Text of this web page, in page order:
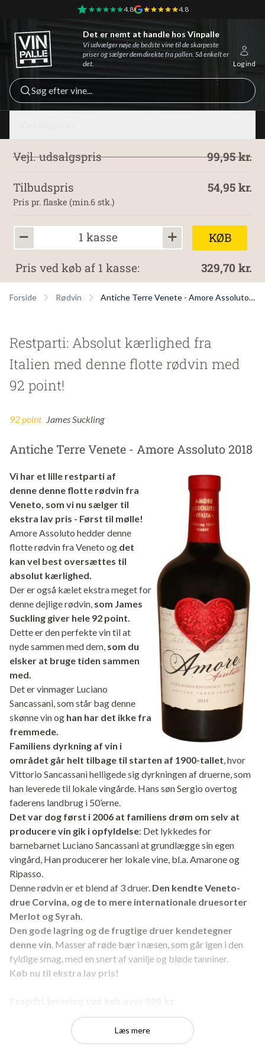
4.8 4.8
Vinpalle - Forside
Log ind
Det er nemt at handle hos Vinpalle
Vi udvælger nøje de bedste vine til de skarpeste
priser og sælger dem direkte fra pallen. Så enkelt er
det.
Søg efter vine...
99,95 kr.
Vejl. udsalgspris
54,95 kr.
Tilbudspris
Pris pr. flaske (min.6 stk.)
KØB
1 kasse
329,70 kr.
Pris ved køb af 1 kasse:
Forside Rødvin Antiche Terre Venete - Amore Assoluto 2018
Restparti: Absolut kærlighed fra
Italien med denne flotte rødvin med
92 point!
92 point James Suckling
Antiche Terre Venete - Amore Assoluto 2018
Vi har et lille restparti af
denne denne flotte rødvin fra
Veneto, som vi nu sælger til
ekstra lav pris - Først til mølle!
Amore Assoluto hedder denne
flotte rødvin fra Veneto og det
kan vel best oversættes til
absolut kærlighed.
Der er også kælet ekstra meget for
denne dejlige rødvin, som James
Suckling giver hele 92 point.
Dette er den perfekte vin til at
nyde sammen med dem, som du
elsker at bruge tiden sammen
med.
Det er vinmager Luciano
Sancassani, som står bag denne
skønne vin og han har det ikke fra
fremmede.
Familiens dyrkning af vin i
området går helt tilbage til starten af 1900-tallet , hvor
Vittorio Sancassani helligede sig dyrkningen af druerne, som
han leverede til lokale vingårde. Hans søn Sergio overtog
faderens landbrug i 50’erne.
Det var dog først i 2006 at familiens drøm om selv at
producere vin gik i opfyldelse: Det lykkedes for
barnebarnet Luciano Sancassani at grundlægge sin egen
vingård, Han producerer her lokale vine, bl.a. Amarone og
Ripasso.
Denne rødvin er et blend af 3 druer. Den kendte Veneto-
drue Corvina, og de to mere internationale druesorter
Merlot og Syrah.
Den gode lagring og de frugtige druer kendetegner
denne vin . Masser af røde bær i næsen, som går igen i den
fyldige smag, med en snert af vanilje og bløde tanniner.
Køb nu til ekstra lav pris!
92 point fra James Suckling
”This is a pretty red with blueberries, baking spices, hibiscus and
Læs mere